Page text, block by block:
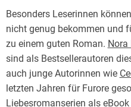
Besonders Leserinnen
nicht genug bekommen und
zu einem guten Roman. Nora
sind als Bestsellerautoren
auch junge Autorinnen wie
letzten Jahren für Furore
Liebesromanserien als